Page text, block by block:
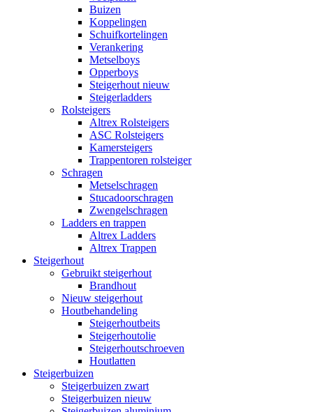
Buizen
Koppelingen
Schuifkortelingen
Verankering
Metselboys
Opperboys
Steigerhout nieuw
Steigerladders
Rolsteigers
Altrex Rolsteigers
ASC Rolsteigers
Kamersteigers
Trappentoren rolsteiger
Schragen
Metselschragen
Stucadoorschragen
Zwengelschragen
Ladders en trappen
Altrex Ladders
Altrex Trappen
Steigerhout
Gebruikt steigerhout
Brandhout
Nieuw steigerhout
Houtbehandeling
Steigerhoutbeits
Steigerhoutolie
Steigerhoutschroeven
Houtlatten
Steigerbuizen
Steigerbuizen zwart
Steigerbuizen nieuw